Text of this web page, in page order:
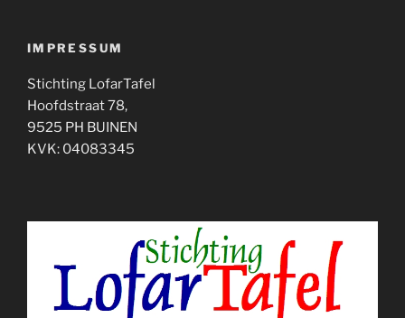
IMPRESSUM
Stichting LofarTafel
Hoofdstraat 78,
9525 PH BUINEN
KVK: 04083345